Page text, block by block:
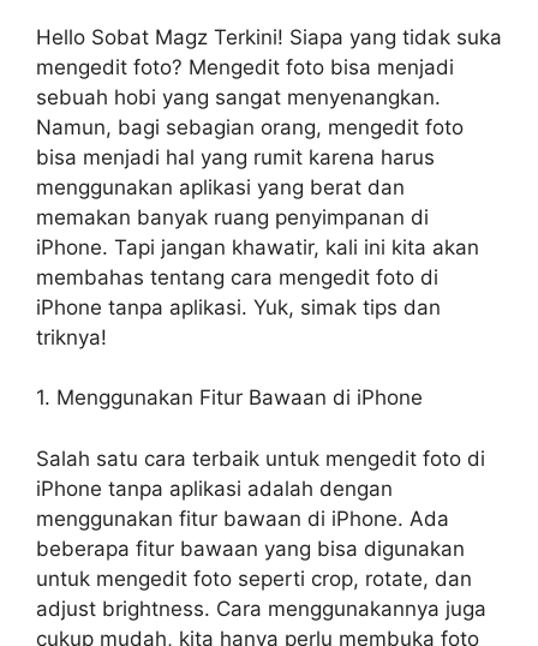
Hello Sobat Magz Terkini! Siapa yang tidak suka
mengedit foto? Mengedit foto bisa menjadi
sebuah hobi yang sangat menyenangkan.
Namun, bagi sebagian orang, mengedit foto
bisa menjadi hal yang rumit karena harus
menggunakan aplikasi yang berat dan
memakan banyak ruang penyimpanan di
iPhone. Tapi jangan khawatir, kali ini kita akan
membahas tentang cara mengedit foto di
iPhone tanpa aplikasi. Yuk, simak tips dan
triknya!
1. Menggunakan Fitur Bawaan di iPhone
Salah satu cara terbaik untuk mengedit foto di
iPhone tanpa aplikasi adalah dengan
menggunakan fitur bawaan di iPhone. Ada
beberapa fitur bawaan yang bisa digunakan
untuk mengedit foto seperti crop, rotate, dan
adjust brightness. Cara menggunakannya juga
cukup mudah, kita hanya perlu membuka foto